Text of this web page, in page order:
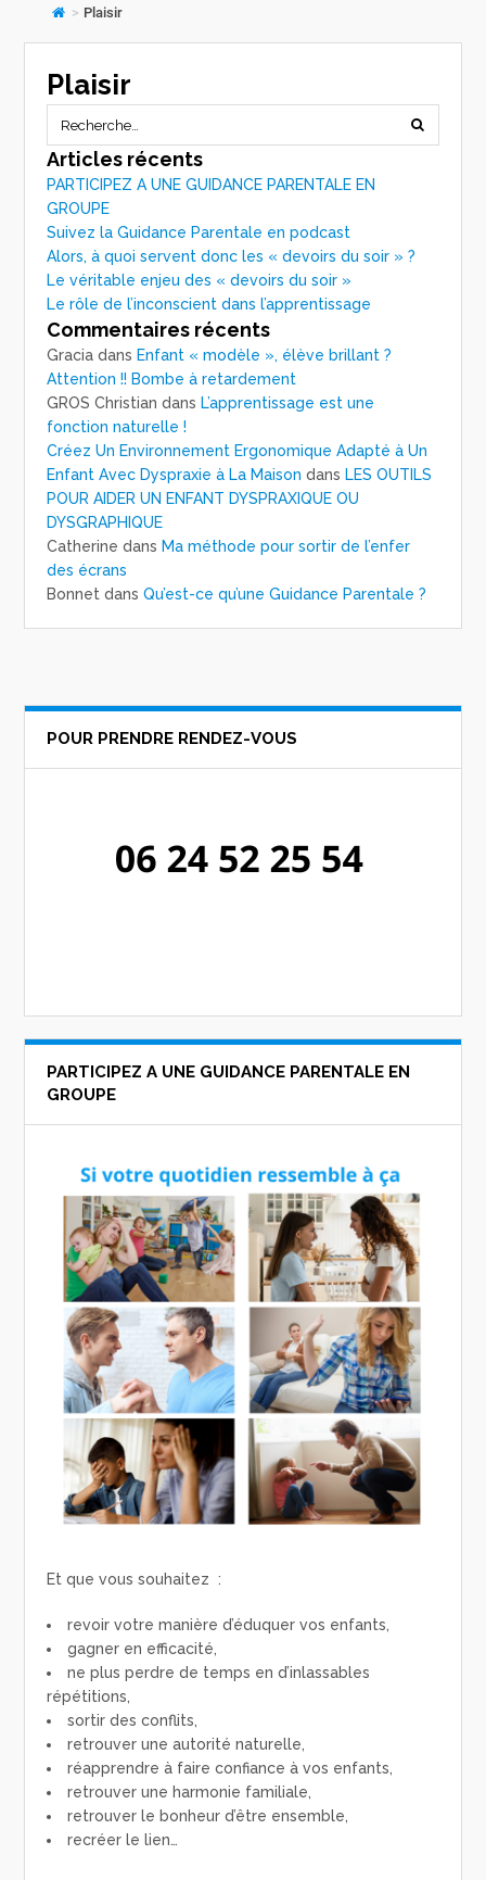
> Plaisir
Plaisir
Articles récents
PARTICIPEZ A UNE GUIDANCE PARENTALE EN
GROUPE
Suivez la Guidance Parentale en podcast
Alors, à quoi servent donc les « devoirs du soir » ?
Le véritable enjeu des « devoirs du soir »
Le rôle de l’inconscient dans l’apprentissage
Commentaires récents
Gracia dans Enfant « modèle », élève brillant ?
Attention !! Bombe à retardement
GROS Christian dans L’apprentissage est une
fonction naturelle !
Créez Un Environnement Ergonomique Adapté à Un
Enfant Avec Dyspraxie à La Maison dans LES OUTILS
POUR AIDER UN ENFANT DYSPRAXIQUE OU
DYSGRAPHIQUE
Catherine dans Ma méthode pour sortir de l’enfer
des écrans
Bonnet dansQu’est-ce qu’une Guidance Parentale ?
POUR PRENDRE RENDEZ-VOUS
PARTICIPEZ A UNE GUIDANCE PARENTALE EN
GROUPE
Et que vous souhaitez :
revoir votre manière d’éduquer vos enfants,
gagner en efficacité,
ne plus perdre de temps en d’inlassables
répétitions,
sortir des conflits,
retrouver une autorité naturelle,
réapprendre à faire confiance à vos enfants,
retrouver une harmonie familiale,
retrouver le bonheur d’être ensemble,
recréer le lien…